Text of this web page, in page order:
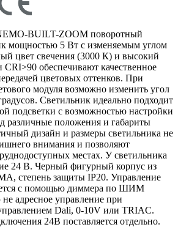
BUILT-ZOOM поворотный
мощностью 5 Вт с изменяемым углом
цвет свечения (3000 К) и высокий
CRI>90 обеспечивают качественное
цветовых оттенков. При
модуля возможно изменить угол
Светильник идеально подходит
подсветки с возможностью настройки
различные положения и габариты
дизайн и размеры светильника не
внимания и позволяют
местах. У светильника
24 В. Черный фигурный корпус из
степень защиты IP20. Управление
с помощью диммера по ШИМ
адресное управление при
Dali, 0-10V или TRIAC.
24В поставляется отдельно.